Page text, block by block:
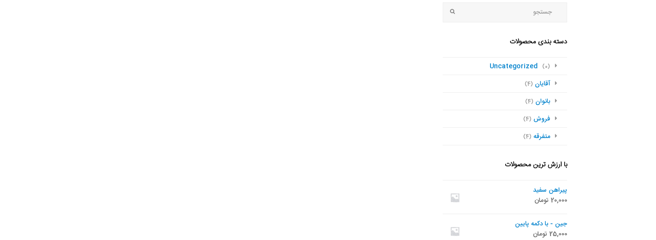
Submit
دسته بندی محصولات
Uncategorized (0)
آقایان (4)
بانوان (4)
فروش (4)
متفرقه (4)
با ارزش ترین محصولات
پیراهن سفید
20,000 تومان
جین - با دکمه پایین
25,000 تومان